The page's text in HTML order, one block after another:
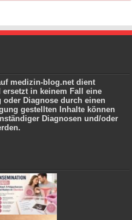
medizin-blog.net dient
in keinem Fall eine
Diagnose durch einen
gestellten Inhalte können
Diagnosen und/oder